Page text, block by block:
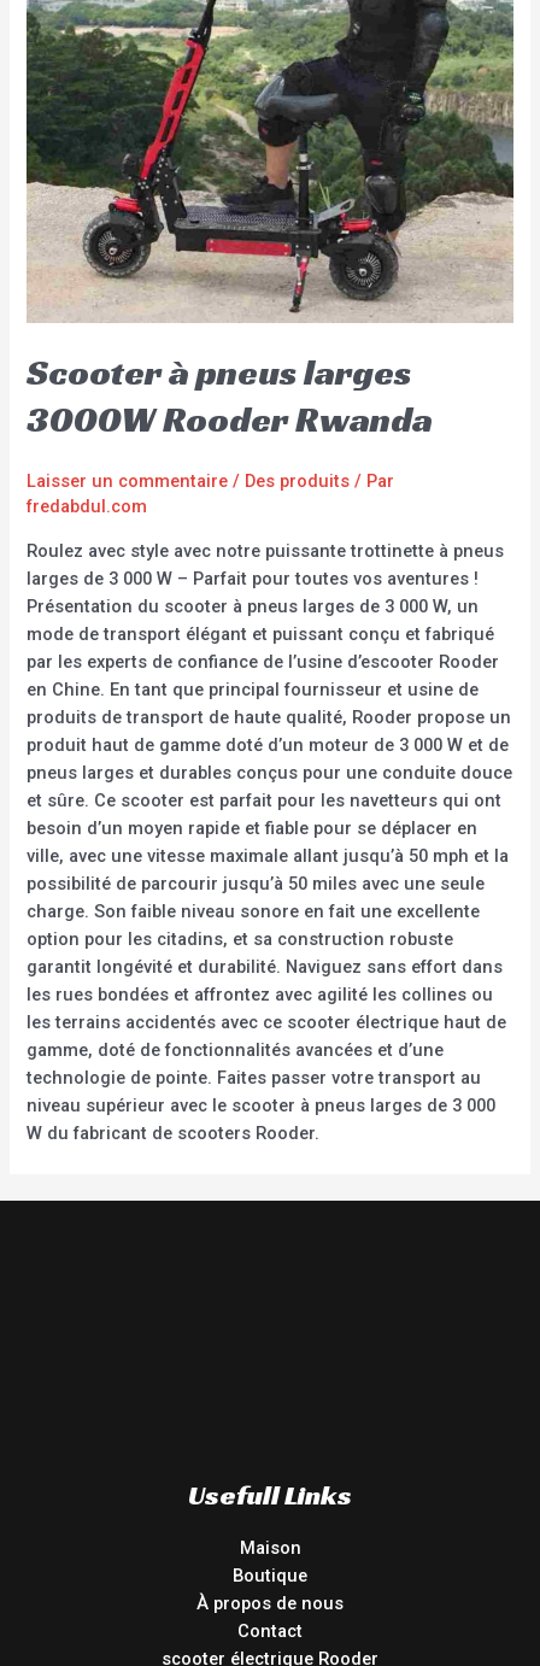
Scooter à pneus larges
3000W Rooder Rwanda
Laisser un commentaire / Des produits / Par
fredabdul.com
Roulez avec style avec notre puissante trottinette à pneus
larges de 3 000 W – Parfait pour toutes vos aventures !
Présentation du scooter à pneus larges de 3 000 W, un
mode de transport élégant et puissant conçu et fabriqué
par les experts de confiance de l’usine d’escooter Rooder
en Chine. En tant que principal fournisseur et usine de
produits de transport de haute qualité, Rooder propose un
produit haut de gamme doté d’un moteur de 3 000 W et de
pneus larges et durables conçus pour une conduite douce
et sûre. Ce scooter est parfait pour les navetteurs qui ont
besoin d’un moyen rapide et fiable pour se déplacer en
ville, avec une vitesse maximale allant jusqu’à 50 mph et la
possibilité de parcourir jusqu’à 50 miles avec une seule
charge. Son faible niveau sonore en fait une excellente
option pour les citadins, et sa construction robuste
garantit longévité et durabilité. Naviguez sans effort dans
les rues bondées et affrontez avec agilité les collines ou
les terrains accidentés avec ce scooter électrique haut de
gamme, doté de fonctionnalités avancées et d’une
technologie de pointe. Faites passer votre transport au
niveau supérieur avec le scooter à pneus larges de 3 000
W du fabricant de scooters Rooder.
Usefull Links
Maison
Boutique
À propos de nous
Contact
scooter électrique Rooder